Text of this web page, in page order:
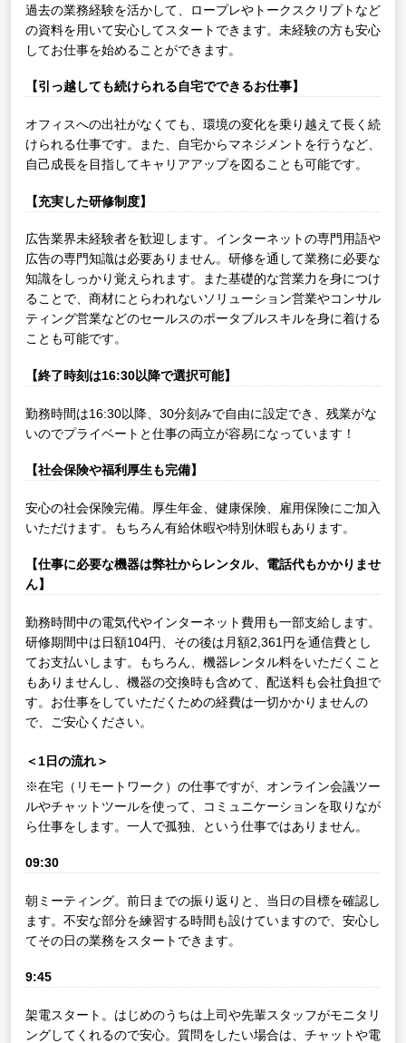
過去の業務経験を活かして、ロープレやトークスクリプトなど
の資料を用いて安心してスタートできます。未経験の方も安心
してお仕事を始めることができます。
【引っ越しても続けられる自宅でできるお仕事】
オフィスへの出社がなくても、環境の変化を乗り越えて長く続
けられる仕事です。また、自宅からマネジメントを行うなど、
自己成長を目指してキャリアアップを図ることも可能です。
【充実した研修制度】
広告業界未経験者を歓迎します。インターネットの専門用語や
広告の専門知識は必要ありません。研修を通して業務に必要な
知識をしっかり覚えられます。また基礎的な営業力を身につけ
ることで、商材にとらわれないソリューション営業やコンサル
ティング営業などのセールスのポータブルスキルを身に着ける
ことも可能です。
【終了時刻は16:30以降で選択可能】
勤務時間は16:30以降、30分刻みで自由に設定でき、残業がな
いのでプライベートと仕事の両立が容易になっています！
【社会保険や福利厚生も完備】
安心の社会保険完備。厚生年金、健康保険、雇用保険にご加入
いただけます。もちろん有給休暇や特別休暇もあります。
【仕事に必要な機器は弊社からレンタル、電話代もかかりませ
ん】
勤務時間中の電気代やインターネット費用も一部支給します。
研修期間中は日額104円、その後は月額2,361円を通信費とし
てお支払いします。もちろん、機器レンタル料をいただくこと
もありませんし、機器の交換時も含めて、配送料も会社負担で
す。お仕事をしていただくための経費は一切かかりませんの
で、ご安心ください。
＜1日の流れ＞
※在宅（リモートワーク）の仕事ですが、オンライン会議ツー
ルやチャットツールを使って、コミュニケーションを取りなが
ら仕事をします。一人で孤独、という仕事ではありません。
09:30
朝ミーティング。前日までの振り返りと、当日の目標を確認し
ます。不安な部分を練習する時間も設けていますので、安心し
てその日の業務をスタートできます。
9:45
架電スタート。はじめのうちは上司や先輩スタッフがモニタリ
ングしてくれるので安心。質問をしたい場合は、チャットや電